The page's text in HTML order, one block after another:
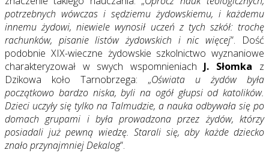
potrzebnych wówczas i sędziemu żydowskiemu, i każdemu
innemu żydowi, niewiele wynosił uczeń z tych szkół: trochę
rachunków, pisanie listów żydowskich i nic więcej”. Dość
podobnie XIX-wieczne żydowskie szkolnictwo wyznaniowe
charakteryzował w swych wspomnieniach J. Słomka z
Dzikowa koło Tarnobrzega: „Oświata u żydów była
początkowo bardzo niska, byli na ogół głupsi od katolików.
Dzieci uczyły się tylko na Talmudzie, a nauka odbywała się po
domach grupami i była prowadzona przez żydów, którzy
posiadali już pewną wiedzę. Starali się, aby każde dziecko
znało przynajmniej Dekalog”.